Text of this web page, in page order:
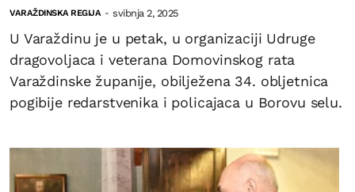
VARAŽDINSKA REGIJA - svibnja 2, 2025
U Varaždinu je u petak, u organizaciji Udruge
dragovoljaca i veterana Domovinskog rata
Varaždinske županije, obilježena 34. obljetnica
pogibije redarstvenika i policajaca u Borovu selu.